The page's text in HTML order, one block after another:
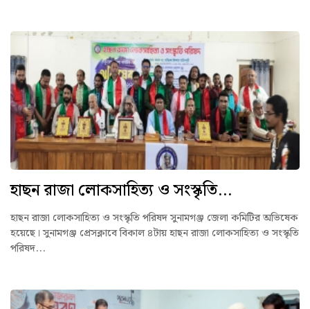
হাছন রাজা লোকসাহিত্য ও সংস্কৃতি...
হাছন রাজা লোকসাহিত্য ও সংস্কৃতি পরিষদ সুনামগঞ্জ জেলা কমিটির অভিষেক
হয়েছে। সুনামগঞ্জ প্রেসক্লাবে বিকাল ৪টায় হাছন রাজা লোকসাহিত্য ও সংস্কৃতি
পরিষদ...